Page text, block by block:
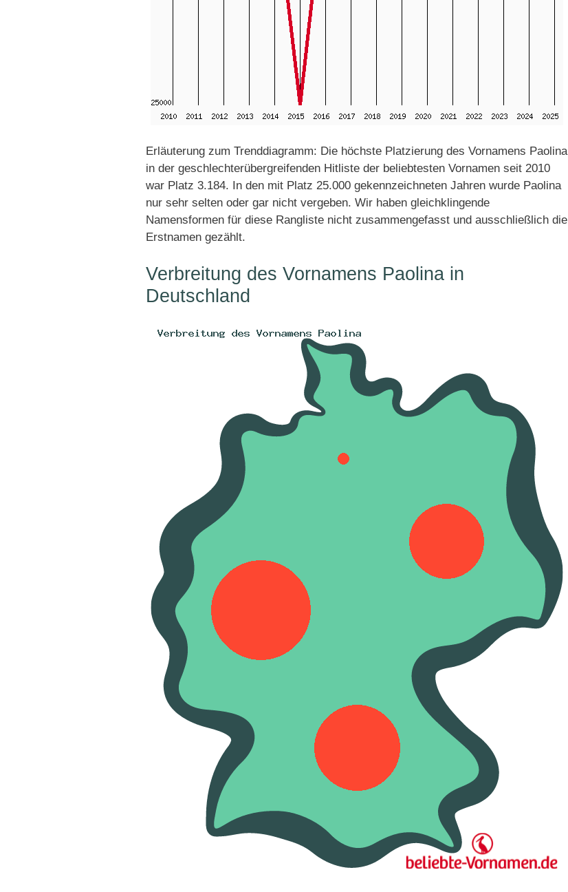
Erläuterung zum Trenddiagramm: Die höchste Platzierung des Vornamens Paolina
in der geschlechterübergreifenden Hitliste der beliebtesten Vornamen seit 2010
war Platz 3.184. In den mit Platz 25.000 gekennzeichneten Jahren wurde Paolina
nur sehr selten oder gar nicht vergeben. Wir haben gleichklingende
Namensformen für diese Rangliste nicht zusammengefasst und ausschließlich die
Erstnamen gezählt.
Verbreitung des Vornamens Paolina in
Deutschland